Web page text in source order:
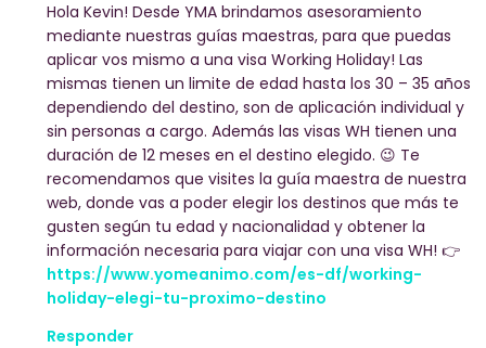
Hola Kevin! Desde YMA brindamos asesoramiento
mediante nuestras guías maestras, para que puedas
aplicar vos mismo a una visa Working Holiday! Las
mismas tienen un limite de edad hasta los 30 – 35 años
dependiendo del destino, son de aplicación individual y
sin personas a cargo. Además las visas WH tienen una
duración de 12 meses en el destino elegido. 😉 Te
recomendamos que visites la guía maestra de nuestra
web, donde vas a poder elegir los destinos que más te
gusten según tu edad y nacionalidad y obtener la
información necesaria para viajar con una visa WH! 👉
https://www.yomeanimo.com/es-df/working-
holiday-elegi-tu-proximo-destino
Responder